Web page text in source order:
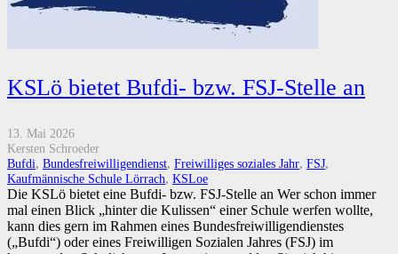
KSLö bietet Bufdi- bzw. FSJ-Stelle an
13. Mai 2026
Kersten Schroeder
Bufdi, Bundesfreiwilligendienst, Freiwilliges soziales Jahr, FSJ,
Kaufmännische Schule Lörrach, KSLoe
Die KSLö bietet eine Bufdi- bzw. FSJ-Stelle an Wer schon immer
mal einen Blick „hinter die Kulissen“ einer Schule werfen wollte,
kann dies gern im Rahmen eines Bundesfreiwilligendienstes
(„Bufdi“) oder eines Freiwilligen Sozialen Jahres (FSJ) im